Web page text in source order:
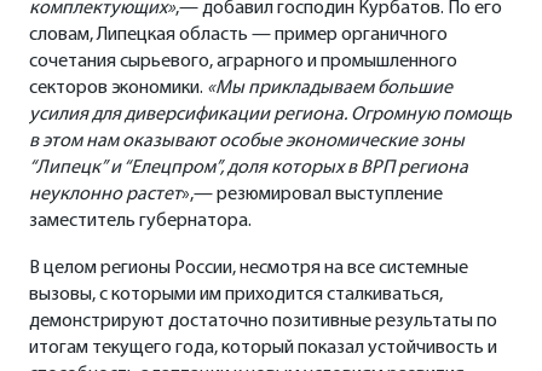
комплектующих»,— добавил господин Курбатов. По его
словам, Липецкая область — пример органичного
сочетания сырьевого, аграрного и промышленного
секторов экономики. «Мы прикладываем большие
усилия для диверсификации региона. Огромную помощь
в этом нам оказывают особые экономические зоны
“Липецк” и “Елецпром”, доля которых в ВРП региона
неуклонно растет»,— резюмировал выступление
заместитель губернатора.
В целом регионы России, несмотря на все системные
вызовы, с которыми им приходится сталкиваться,
демонстрируют достаточно позитивные результаты по
итогам текущего года, который показал устойчивость и